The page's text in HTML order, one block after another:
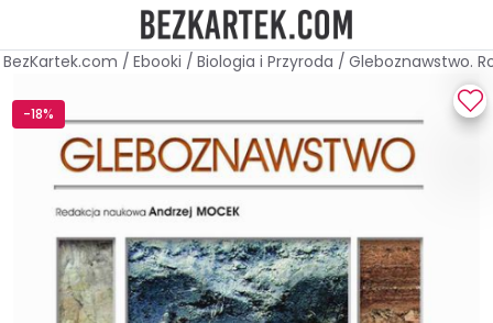
BezKartek.com / Ebooki / Biologia i Przyroda / Gleboznawstwo.
-18%